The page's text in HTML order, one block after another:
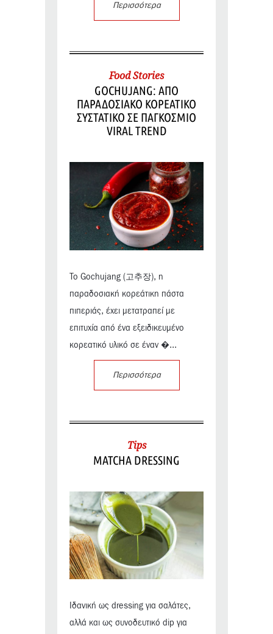
Περισσότερα
Food Stories
GOCHUJANG: ΑΠΟ
ΠΑΡΑΔΟΣΙΑΚΟ ΚΟΡΕΑΤΙΚΟ
ΣΥΣΤΑΤΙΚΟ ΣΕ ΠΑΓΚΟΣΜΙΟ
VIRAL TREND
Το Gochujang (고추장), η
παραδοσιακή κορεάτικη πάστα
πιπεριάς, έχει μετατραπεί με
επιτυχία από ένα εξειδικευμένο
κορεατικό υλικό σε έναν �...
Περισσότερα
Tips
MATCHA DRESSING
Ιδανική ως dressing για σαλάτες,
αλλά και ως συνοδευτικό dip για